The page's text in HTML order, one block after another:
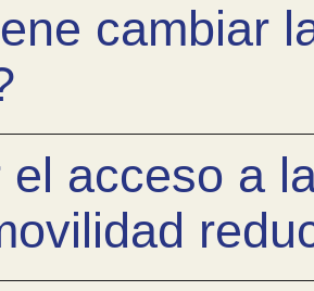
cambiar
acceso a